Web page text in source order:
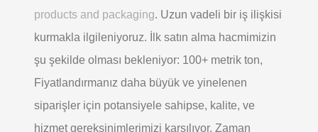
products and packaging. Uzun vadeli bir iş ilişkisi
kurmakla ilgileniyoruz. İlk satın alma hacmimizin
şu şekilde olması bekleniyor: 100+ metrik ton,
Fiyatlandırmanız daha büyük ve yinelenen
siparişler için potansiyele sahipse, kalite, ve
hizmet gereksinimlerimizi karşılıyor. Zaman